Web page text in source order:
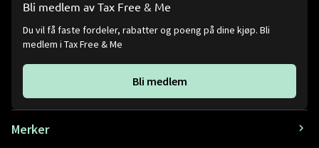
Bli medlem av Tax Free & Me
Du vil få faste fordeler, rabatter og poeng på dine kjøp. Bli
medlem i Tax Free & Me
Bli medlem
Merker